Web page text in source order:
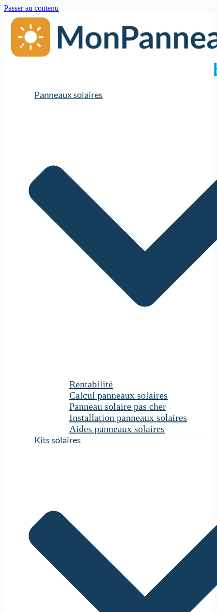
Passer au contenu
Panneaux solaires
Rentabilité
Calcul panneaux solaires
Panneau solaire pas cher
Installation panneaux solaires
Aides panneaux solaires
Kits solaires